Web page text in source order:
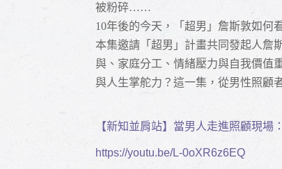
被粉碎……
10年後的今天，「超男」詹斯敦如何
本集邀請「超男」計畫共同發起人詹
與、家庭分工、情緒壓力與自我價值
與人生掌舵力？這一集，從男性照顧
【新知並肩站】當男人走進照顧現場
https://youtu.be/L-0oXR6z6EQ